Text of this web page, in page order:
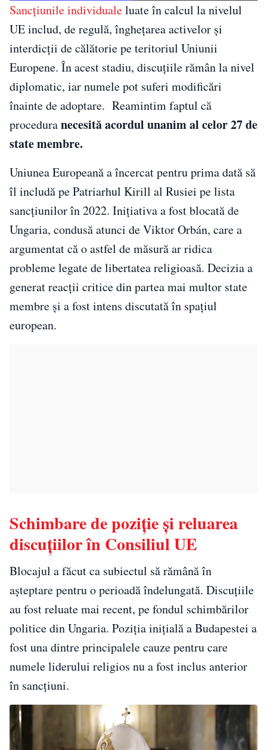
Sancțiunile individualeluate în calcul la nivelul
UE includ, de regulă, înghețarea activelor și
interdicții de călătorie pe teritoriul Uniunii
Europene. În acest stadiu, discuțiile rămân la nivel
diplomatic, iar numele pot suferi modificări
înainte de adoptare. Reamintim faptul că
proceduranecesită acordul unanim al celor 27 de
state membre.
Uniunea Europeană a încercat pentru prima dată să
îl includă pe Patriarhul Kirill al Rusiei pe lista
sancțiunilor în 2022. Inițiativa a fost blocată de
Ungaria, condusă atunci de Viktor Orbán, care a
argumentat că o astfel de măsură ar ridica
probleme legate de libertatea religioasă. Decizia a
generat reacții critice din partea mai multor state
membre și a fost intens discutată în spațiul
european.
Schimbare de poziție și reluarea
discuțiilor în Consiliul UE
Blocajul a făcut ca subiectul să rămână în
așteptare pentru o perioadă îndelungată. Discuțiile
au fost reluate mai recent, pe fondul schimbărilor
politice din Ungaria. Poziția inițială a Budapestei a
fost una dintre principalele cauze pentru care
numele liderului religios nu a fost inclus anterior
în sancțiuni.